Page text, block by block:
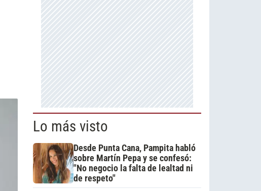
Lo más visto
Desde Punta Cana, Pampita habló
sobre Martín Pepa y se confesó:
"No negocio la falta de lealtad ni
de respeto"